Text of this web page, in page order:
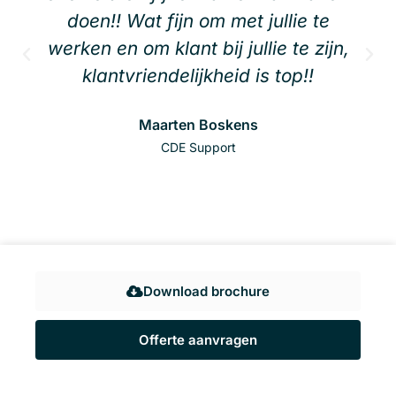
doen!! Wat fijn om met jullie te
werken en om klant bij jullie te zijn,
klantvriendelijkheid is top!!
Maarten Boskens
CDE Support
Download brochure
Offerte aanvragen